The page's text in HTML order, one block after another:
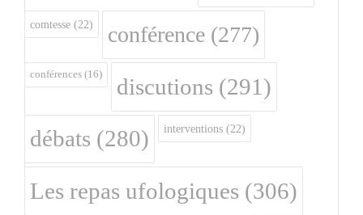
comtesse (22) conférence (277)
conférences (16) discutions (291)
débats (280) interventions (22)
Les repas ufologiques (306)